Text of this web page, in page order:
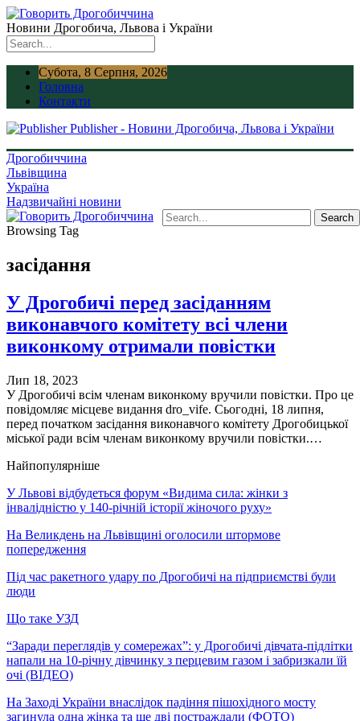
Новини Дрогобича, Львова і України
Субота, 8 Серпня, 2026
Головна
Контакти
Publisher - Новини Дрогобича, Львова і України
Дрогобиччина
Львівщина
Україна
Надзвичайні новини
Browsing Tag
засідання
У Дрогобичі перед засіданням
виконавчого комітету всі члени
виконкому отримали повістки
Лип 18, 2023
У Дрогобичі всім членам виконкому вручили повістки. Про це
повідомляє місцеве видання dro_vife. Сьогодні, 18 липня,
перед початком засідання виконавчого комітету Дрогобицької
міської ради всім членам виконкому вручили повістки.…
Найпопулярніше
У Львові відбудеться форум «Видима сила: жінки з
інвалідністю у 140-річній історії жіночого руху»
На Великдень на Львівщині оголосили штормове
попередження
Під час ракетного удару по Дрогобичі на підприємстві були
люди
Що таке УЗД
“Заради переглядів у сомережах”: у Дрогобичі дівчата-підлітки
напали на 10-річну дівчинку з перцевим газом і забризкали їй
очі (ВІДЕО)
На Заході України внаслідок падіння пішохідного мосту
загинула одна жінка та ще дві постраждали (ФОТО)